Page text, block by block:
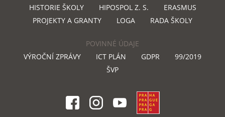
HISTORIE ŠKOLY
HIPOSPOL Z. S.
ERASMUS
PROJEKTY A GRANTY
LOGA RADA ŠKOLY
POVINNÉ ÚDAJE
VÝROČNÍ ZPRÁVY
ICT PLÁN GDPR
99/2019
ŠVP